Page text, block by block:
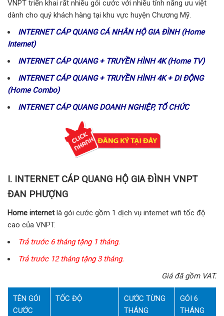
VNPT triển khai rất nhiều gói cước với nhiều tính năng ưu việt
dành cho quý khách hàng tại khu vực huyện Chương Mỹ.
INTERNET CÁP QUANG CÁ NHÂN HỘ GIA ĐÌNH (Home
Internet)
INTERNET CÁP QUANG + TRUYỀN HÌNH 4K (Home TV)
INTERNET CÁP QUANG + TRUYỀN HÌNH 4K + DI ĐỘNG
(Home Combo)
INTERNET CÁP QUANG DOANH NGHIỆP, TỔ CHỨC
I. INTERNET CÁP QUANG HỘ GIA ĐÌNH VNPT
ĐAN PHƯỢNG
Home internetlà gói cước gồm 1 dịch vụ internet wifi tốc độ
cao của VNPT.
Trả trước 6 tháng tặng 1 tháng.
Trả trước 12 tháng tặng 3 tháng.
Giá đã gồm VAT.
TÊN GÓI
CƯỚC
TỐC ĐỘ
CƯỚC TỪNG
THÁNG
GÓI 6
THÁNG